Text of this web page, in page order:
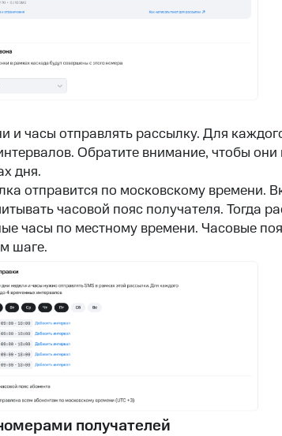
и часы отправлять рассылку. Для
Обратите внимание, чтобы они
дня.
отправится по московскому времени.
часовой пояс получателя. Тогда
часы по местному времени. Часовые
шаге.
получателей